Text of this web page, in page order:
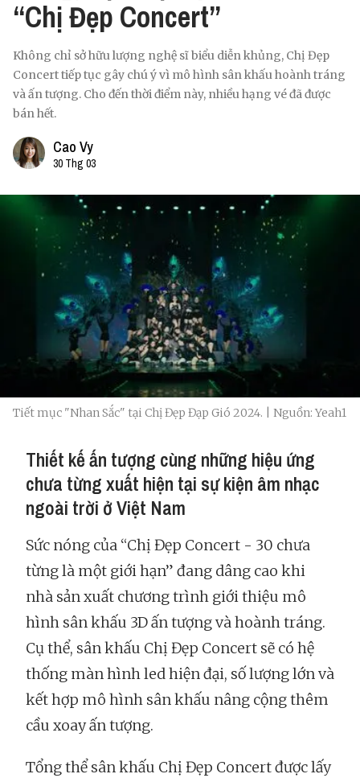
“Chị Đẹp Concert”
Không chỉ sở hữu lượng nghệ sĩ biểu diễn khủng, Chị Đẹp
Concert tiếp tục gây chú ý vì mô hình sân khấu hoành tráng
và ấn tượng. Cho đến thời điểm này, nhiều hạng vé đã được
bán hết.
Cao Vy
30 Thg 03
Tiết mục "Nhan Sắc" tại Chị Đẹp Đạp Gió 2024. | Nguồn: Yeah1
Thiết kế ấn tượng cùng những hiệu ứng
chưa từng xuất hiện tại sự kiện âm nhạc
ngoài trời ở Việt Nam
Sức nóng của “Chị Đẹp Concert - 30 chưa
từng là một giới hạn” đang dâng cao khi
nhà sản xuất chương trình giới thiệu mô
hình sân khấu 3D ấn tượng và hoành tráng.
Cụ thể, sân khấu Chị Đẹp Concert sẽ có hệ
thống màn hình led hiện đại, số lượng lớn và
kết hợp mô hình sân khấu nâng cộng thêm
cầu xoay ấn tượng.
Tổng thể sân khấu Chị Đẹp Concert được lấy